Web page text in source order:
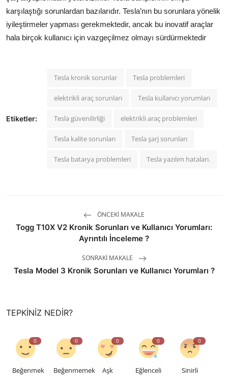
karşılaştığı sorunlardan bazılarıdır. Tesla’nın bu sorunlara yönelik
iyileştirmeler yapması gerekmektedir, ancak bu inovatif araçlar
hala birçok kullanıcı için vazgeçilmez olmayı sürdürmektedir
Etiketler:
Tesla kronik sorunlar Tesla problemleri
elektrikli araç sorunları Tesla kullanıcı yorumları
Tesla güvenilirliği elektrikli araç problemleri
Tesla kalite sorunları Tesla şarj sorunları
Tesla batarya problemleri Tesla yazılım hataları.
ÖNCEKI MAKALE
Togg T10X V2 Kronik Sorunları ve Kullanıcı Yorumları:
Ayrıntılı İnceleme ?
SONRAKI MAKALE
Tesla Model 3 Kronik Sorunları ve Kullanıcı Yorumları ?
TEPKINIZ NEDIR?
0
Beğenmek
0
Beğenmemek
0
Aşk
0
Eğlenceli
0
Sinirli